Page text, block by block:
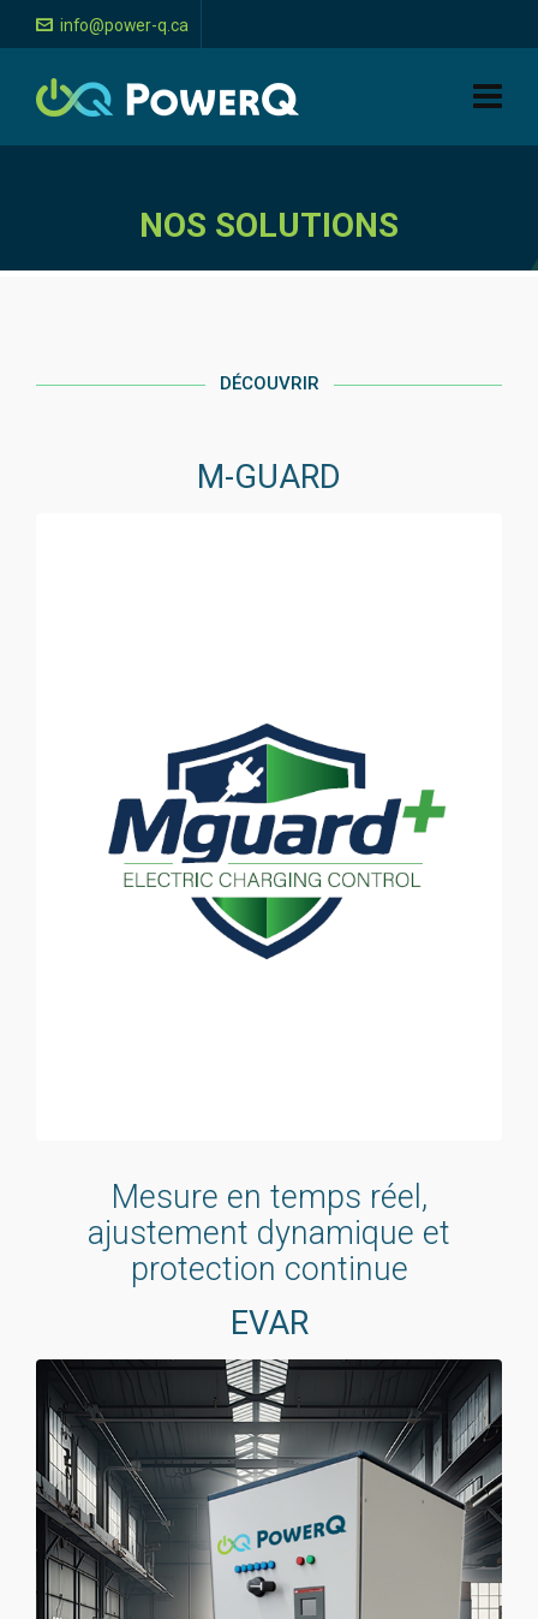
info@power-q.ca
NOS SOLUTIONS
DÉCOUVRIR
M-GUARD
Mesure en temps réel,
ajustement dynamique et
protection continue
EVAR